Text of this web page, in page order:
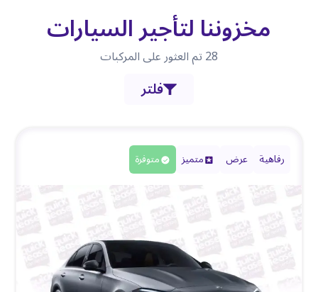
مخزوننا لتأجير السيارات
28تم العثور على المركبات
فلتر
رفاهية عرض متميز متوفرة